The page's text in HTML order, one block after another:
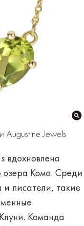
Augustine Jewels
вдохновлена
озера Комо. Среди
и писатели, такие
Команда